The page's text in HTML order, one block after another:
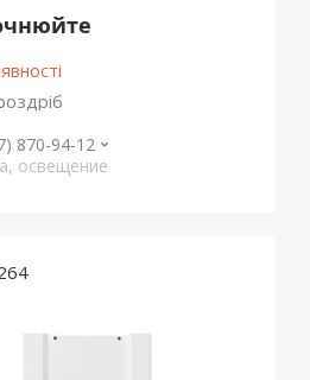
870-94-12
освещение